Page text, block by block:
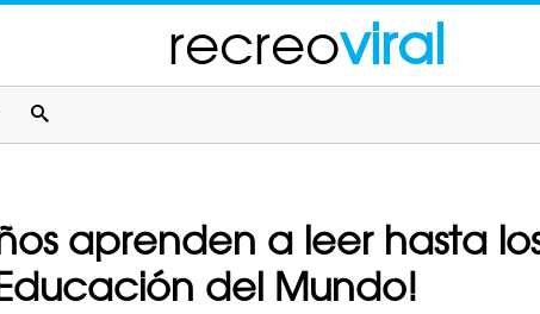
recreoviral
aprenden a leer hasta
del Mundo!